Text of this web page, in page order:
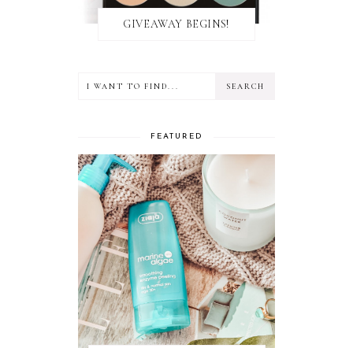
GIVEAWAY BEGINS!
FEATURED